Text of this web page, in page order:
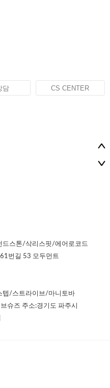
담 CS CENTER
스톤/삭리스핏/에어로코드
번길 53 모두먼트
텝/스트라이브/마니토바
슈즈 주소:경기도 파주시